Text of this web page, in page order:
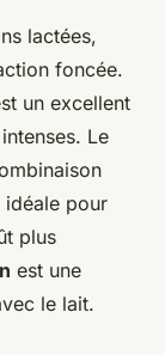
lactées,
foncée.
un excellent
Le
pour
plus
est une
le lait.